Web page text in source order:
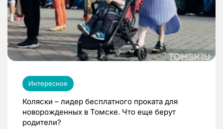
Интересное
Коляски – лидер бесплатного проката для
новорожденных в Томске. Что еще берут
родители?